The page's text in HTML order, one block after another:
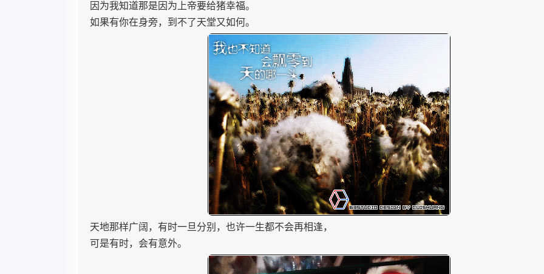
因为我知道那是因为上帝要给猪幸福。
如果有你在身旁，到不了天堂又如何。
天地那样广阔，有时一旦分别，也许一生都不会再相逢，
可是有时，会有意外。